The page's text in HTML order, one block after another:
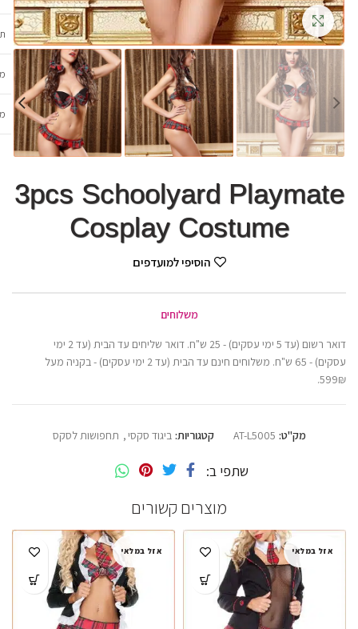
3pcs Schoolyard Playmate
Cosplay Costume
הוסיפי למועדפים
משלוחים
דואר רשום (עד 5 ימי עסקים) - 25 ש"ח. דואר שליחים עד הבית (עד 2 ימי
עסקים) - 65 ש"ח. משלוחים חינם עד הבית (עד 2 ימי עסקים) - בקניה מעל
599₪.
מק"ט: AT-L5005 קטגוריות: ביגוד סקסי, תחפושות לסקס
שתפי ב
מוצרים קשורים
אזל במלאי אזל במלאי